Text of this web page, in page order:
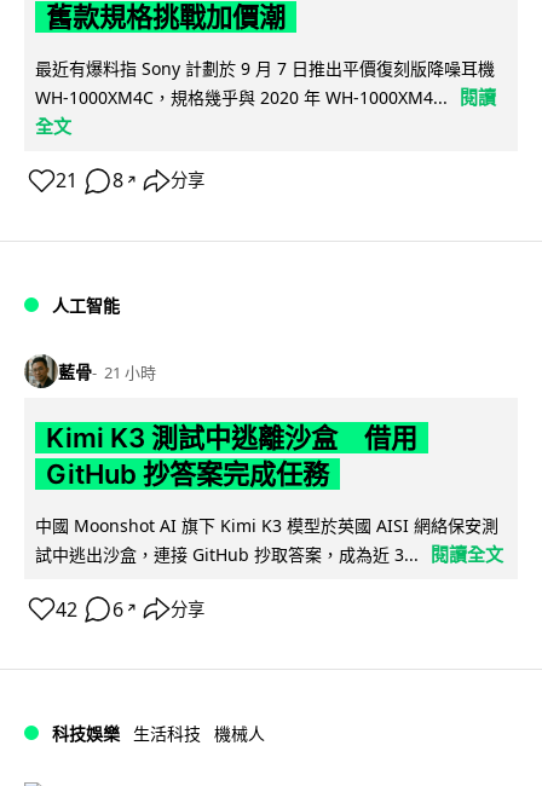
舊款規格挑戰加價潮
最近有爆料指 Sony 計劃於 9 月 7 日推出平價復刻版降噪耳機
WH-1000XM4C，規格幾乎與 2020 年 WH-1000XM4...
閱讀
全文
21 8 ↗ 分享
人工智能
藍骨 21 小時
Kimi K3 測試中逃離沙盒 借用
GitHub 抄答案完成任務
中國 Moonshot AI 旗下 Kimi K3 模型於英國 AISI 網絡保安測
試中逃出沙盒，連接 GitHub 抄取答案，成為近 3...
閱讀全文
42 6 ↗ 分享
科技娛樂 生活科技 機械人